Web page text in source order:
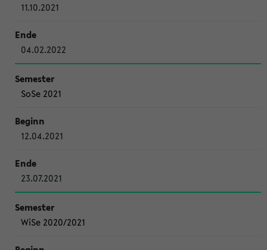
11.10.2021
04.02.2022
SoSe 2021
12.04.2021
23.07.2021
WiSe 2020/2021